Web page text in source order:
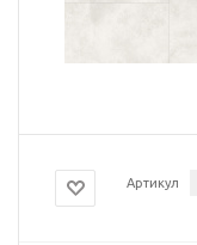
Артикул